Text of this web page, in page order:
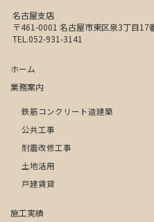
名古屋支店
〒461-0001 名古屋市東区泉3丁目17
TEL.052-931-3141
ホーム
業務案内
鉄筋コンクリート造建築
公共工事
耐震改修工事
土地活用
戸建賃貸
施工実績